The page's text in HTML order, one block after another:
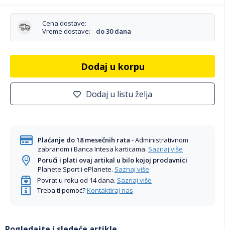
Cena dostave:
Vreme dostave:
do 30 dana
Dodaj u korpu
Dodaj u listu želja
Plaćanje do 18 mesečnih rata - Administrativnom
zabranom i Banca Intesa karticama. Saznaj više
Poruči i plati ovaj artikal u bilo kojoj prodavnici
Planete Sport i ePlanete. Saznaj više
Povrat u roku od 14 dana. Saznaj više
Treba ti pomoć?Kontaktiraj nas